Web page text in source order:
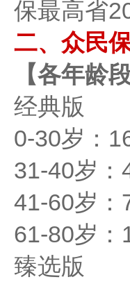
保最高省
二、众民
【各年龄
经典版
0-30岁：
31-40岁：
41-60岁：
61-80岁：
臻选版